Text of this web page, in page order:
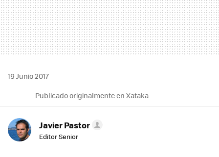
19 Junio 2017
Publicado originalmente en Xataka
Javier Pastor
Editor Senior